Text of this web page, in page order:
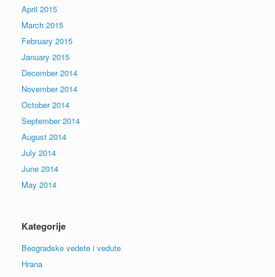
April 2015
March 2015
February 2015
January 2015
December 2014
November 2014
October 2014
September 2014
August 2014
July 2014
June 2014
May 2014
Kategorije
Beogradske vedete i vedute
Hrana